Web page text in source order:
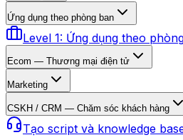
Ứng dụng theo phòng ban
Level 1: Ứng dụng theo
Ecom — Thương mại điện tử
Marketing
CSKH / CRM — Chăm sóc khách hàng
Tạo script và knowledge